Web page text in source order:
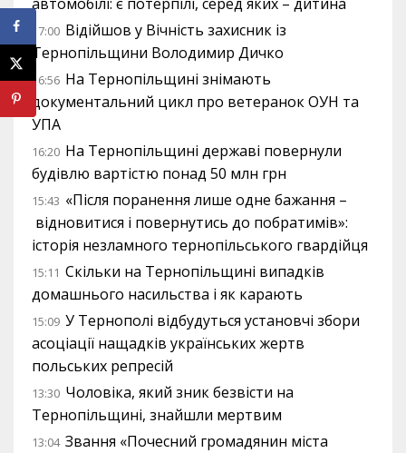
17:00 Відійшов у Вічність захисник із
Тернопільщини Володимир Дичко
16:56 На Тернопільщині знімають
документальний цикл про ветеранок ОУН та
УПА
16:20 На Тернопільщині державі повернули
будівлю вартістю понад 50 млн грн
15:43 «Після поранення лише одне бажання –
відновитися і повернутись до побратимів»:
історія незламного тернопільського гвардійця
15:11 Скільки на Тернопільщині випадків
домашнього насильства і як карають
15:09 У Тернополі відбудуться установчі збори
асоціації нащадків українських жертв
польських репресій
13:30 Чоловіка, який зник безвісти на
Тернопільщині, знайшли мертвим
13:04 Звання «Почесний громадянин міста